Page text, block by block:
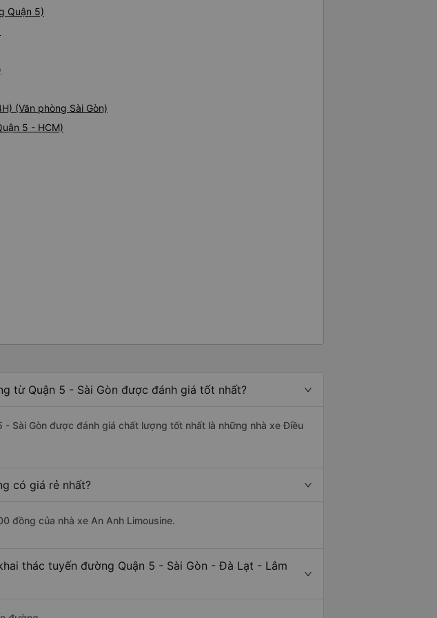
Quận 5)
(Văn phòng Sài Gòn)
5 - HCM)
từ Quận 5 - Sài Gòn được đánh giá tốt nhất?
Sài Gòn được đánh giá chất lượng tốt nhất là những nhà xe Điều
có giá rẻ nhất?
đồng của nhà xe An Anh Limousine.
thác tuyến đường Quận 5 - Sài Gòn - Đà Lạt - Lâm